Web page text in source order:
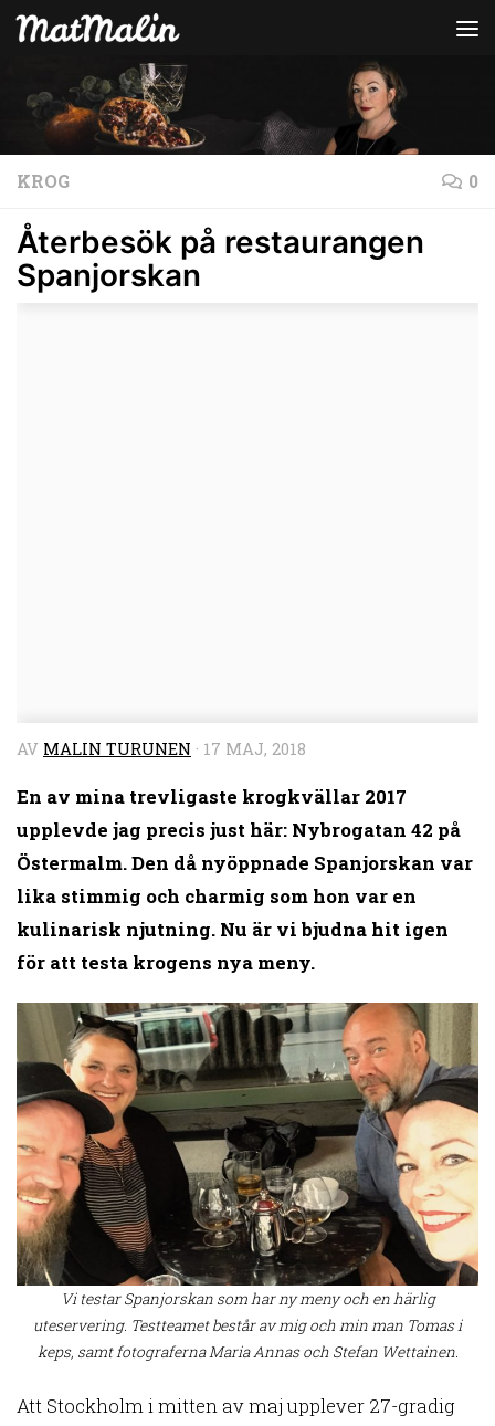
Hoppa till innehåll
KROG 0
Återbesök på restaurangen
Spanjorskan
AV MALIN TURUNEN · 17 MAJ, 2018
En av mina trevligaste krogkvällar 2017
upplevde jag precis just här: Nybrogatan 42 på
Östermalm. Den då nyöppnade Spanjorskan var
lika stimmig och charmig som hon var en
kulinarisk njutning. Nu är vi bjudna hit igen
för att testa krogens nya meny.
Vi testar Spanjorskan som har ny meny och en härlig
uteservering. Testteamet består av mig och min man Tomas i
keps, samt fotograferna Maria Annas och Stefan Wettainen.
Att Stockholm i mitten av maj upplever 27-gradig